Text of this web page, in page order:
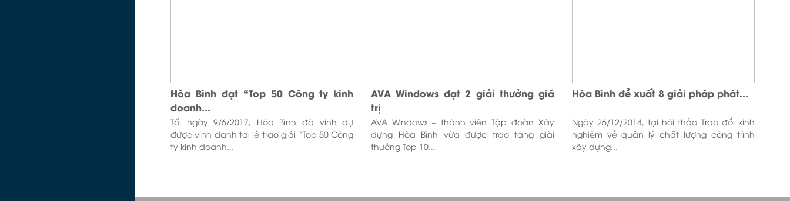
Hòa Bình đạt “Top 50 Công ty kinh
doanh...
Tối ngày 9/6/2017, Hòa Bình đã vinh dự
được vinh danh tại lễ trao giải “Top 50 Công
ty kinh doanh...
AVA Windows đạt 2 giải thưởng giá
trị
AVA Windows – thành viên Tập đoàn Xây
dựng Hòa Bình vừa được trao tặng giải
thưởng Top 10...
Hòa Bình đề xuất 8 giải pháp phát...
Ngày 26/12/2014, tại hội thảo Trao đổi kinh
nghiệm về quản lý chất lượng công trình
xây dựng...